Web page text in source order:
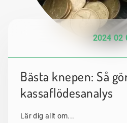
2024 02
Bästa knepen: Så
kassaflödesanalys
Lär dig allt om...